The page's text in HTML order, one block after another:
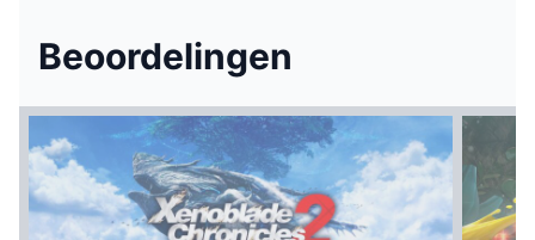
Beoordelingen